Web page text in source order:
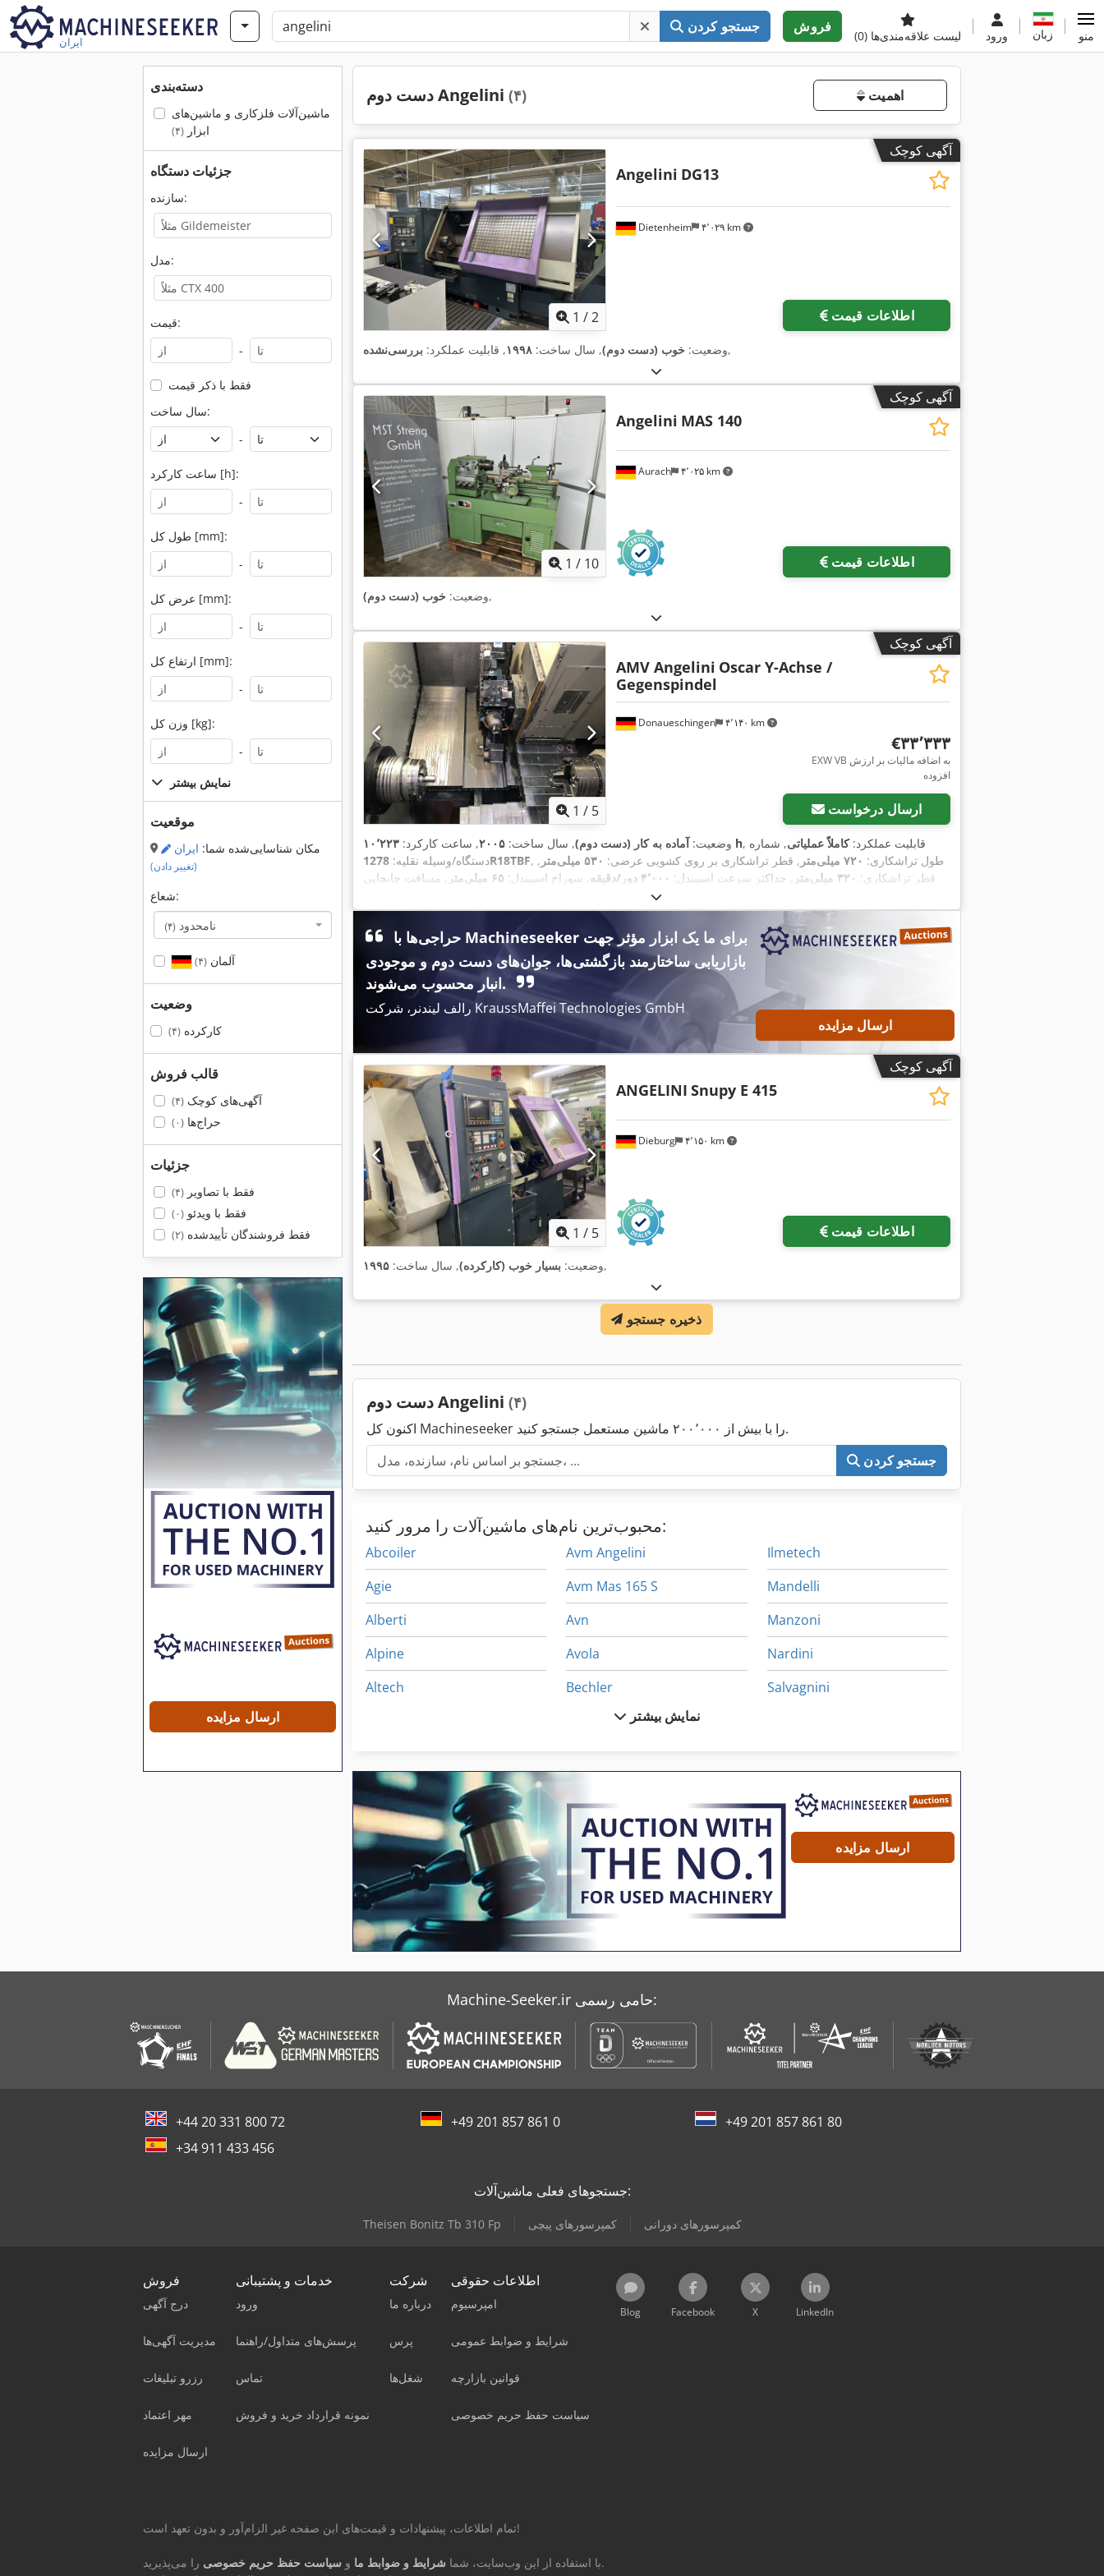
ایران
جستجو کردن فروش
لیست علاقه‌مندی‌ها (0) ورود زبان منو
دسته‌بندی
ماشین‌آلات فلزکاری و ماشین‌های
ابزار(۴)
جزئیات دستگاه
سازنده:
مدل:
قیمت:
-
فقط با ذکر قیمت
سال ساخت:
-
ساعت کارکرد [h]:
-
طول کل [mm]:
-
عرض کل [mm]:
-
ارتفاع کل [mm]:
-
وزن کل [kg]:
-
نمایش بیشتر
موقعیت
مکان شناسایی‌شده شما: ایران
(تغییر دادن)
شعاع:
نامحدود (۴)
آلمان(۴)
وضعیت
کارکرده(۴)
قالب فروش
آگهی‌های کوچک(۴)
حراج‌ها(۰)
جزئیات
فقط با تصاویر(۴)
فقط با ویدئو(۰)
فقط فروشندگان تأییدشده(۲)
ارسال مزایده
دست دوم Angelini (۴) اهمیت
آگهی کوچک
1 /2
Dietenheim ۴٬۰۲۹ km
Angelini DG13
اطلاعات قیمت
وضعیت: خوب (دست دوم), سال ساخت: ۱۹۹۸, قابلیت عملکرد: بررسی‌نشده ,
آگهی کوچک
1 / 10
Aurach ۴٬۰۲۵ km
Angelini MAS 140
اطلاعات قیمت
وضعیت: خوب (دست دوم) ,
آگهی کوچک
1 / 5
Donaueschingen ۴٬۱۴۰ km
AMV Angelini Oscar Y-Achse /
Gegenspindel
‎€۳۳٬۳۳۳
EXW VB به اضافه مالیات بر ارزش
افزوده
ارسال درخواست
وضعیت:آماده به کار (دست دوم), سال ساخت: ۲۰۰۵, ساعت کارکرد: ۱۰٬۲۲۳ h , قابلیت عملکرد:کاملاً عملیاتی, شماره
دستگاه/وسیله نقلیه:1278R18TBF , طول تراشکاری: ۷۲۰ میلی‌متر , قطر تراشکاری بر روی کشویی عرضی: ۵۳۰ میلی‌متر
,
قطر تراشکاری: ۳۲۰ میلی‌متر , حداکثر سرعت اسپیندل: ۴٬۰۰۰ دور/دقیقه , سوراخ اسپیندل: ۶۵ میلی‌متر
, مسافت جابجایی
میلی‌متر, ارتفاع کل:۲٬۱۰۰ میلی‌متر , طول کل:۴٬۳۰۰ میلی‌متر , عرض کل:۲٬۰۰۰ میلی‌متر , وزن کل:۴٬۲۰۰ کیلوگرم
, تعداد
موقعیت ابزار در برجک ابزار: ۳:
۱۲
بازاریابی ساختارمند بازگشتی‌ها، جوان‌های دست دوم و موجودی
انبار محسوب می‌شوند.
رالف لیندنر، شرکت KraussMaffei Technologies GmbH
ارسال مزایده
آگهی کوچک
1 / 5
Dieburg ۴٬۱۵۰ km
ANGELINI Snupy E 415
اطلاعات قیمت
وضعیت: بسیار خوب (کارکرده), سال ساخت: ۱۹۹۵ ,
ذخیره جستجو
دست دوم Angelini (۴)
اکنون کل Machineseeker را با بیش از ۲۰۰٬۰۰۰ ماشین مستعمل جستجو کنید.
جستجو کردن
محبوب‌ترین نام‌های ماشین‌آلات را مرور کنید:
Abcoiler
Agie
Alberti
Alpine
Altech
Avk
Avm
Avm Angelini
Avm Mas 165 S
Avn
Avola
Bechler
Benzinger
Ellma
Ilmetech
Mandelli
Manzoni
Nardini
Salvagnini
نمایش بیشتر
ارسال مزایده
Machine-Seeker.ir حامی رسمی:
+44 20 331 800 72 +49 201 857 861 0
+49 201 857 861 80
+34 911 433 456
جستجوهای فعلی ماشین‌آلات:
Theisen Bonitz Tb 310 Fp کمپرسورهای پیچی کمپرسورهای دورانی
فروش
درج آگهی
مدیریت آگهی‌ها
رزرو تبلیغات
مهر اعتماد
ارسال مزایده
خدمات و پشتیبانی
ورود
پرسش‌های متداول/راهنما
تماس
نمونه قرارداد خرید و فروش
شرکت
درباره ما
پرس
شغل‌ها
اطلاعات حقوقی
امپرسیوم
شرایط و ضوابط عمومی
قوانین بازارچه
سیاست حفظ حریم خصوصی
Blog Facebook X LinkedIn
تمام اطلاعات، پیشنهادات و قیمت‌های این صفحه غیر الزام‌آور و بدون تعهد است!
با استفاده از این وب‌سایت، شما شرایط و ضوابط ما و سیاست حفظ حریم خصوصی
را می‌پذیرید.